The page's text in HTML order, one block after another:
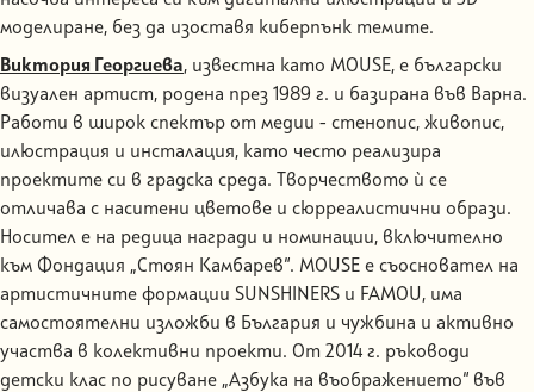
моделиране, без да изоставя киберпънк темите.
Виктория Георгиева, известна като MOUSE, е български
визуален артист, родена през 1989 г. и базирана във Варна.
Работи в широк спектър от медии - стенопис, живопис,
илюстрация и инсталация, като често реализира
проектите си в градска среда. Творчеството ѝ се
отличава с наситени цветове и сюрреалистични образи.
Носител е на редица награди и номинации, включително
към Фондация „Стоян Камбарев“. MOUSE е съосновател на
артистичните формации SUNSHINERS и FAMOU, има
самостоятелни изложби в България и чужбина и активно
участва в колективни проекти. От 2014 г. ръководи
детски клас по рисуване „Азбука на въображението“ във